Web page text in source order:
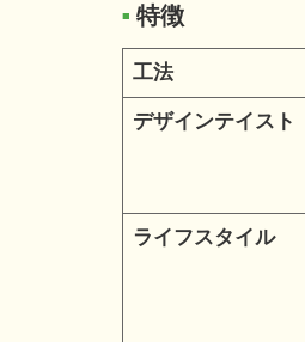
■ 特徴
工法
デザインテイスト
ライフスタイル